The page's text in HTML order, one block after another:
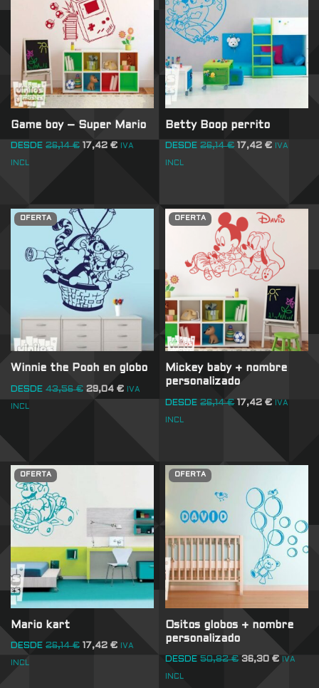
Game boy – Super Mario
DESDE 26,14€ 17,42 € IVA
INCL
Betty Boop perrito
DESDE 26,14€ 17,42€ IVA
INCL
OFERTA
Winnie the Pooh en globo
DESDE 43,56€ 29,04 € IVA
INCL
OFERTA
Mickey baby + nombre
personalizado
DESDE 26,14€ 17,42€ IVA
INCL
OFERTA
Mario kart
DESDE 26,14€ 17,42 € IVA
INCL
OFERTA
Ositos globos + nombre
personalizado
DESDE 50,82€ 36,30€ IVA
INCL